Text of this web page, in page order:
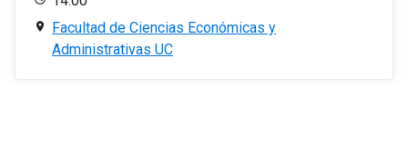
Facultad de Ciencias Económicas y
Administrativas UC